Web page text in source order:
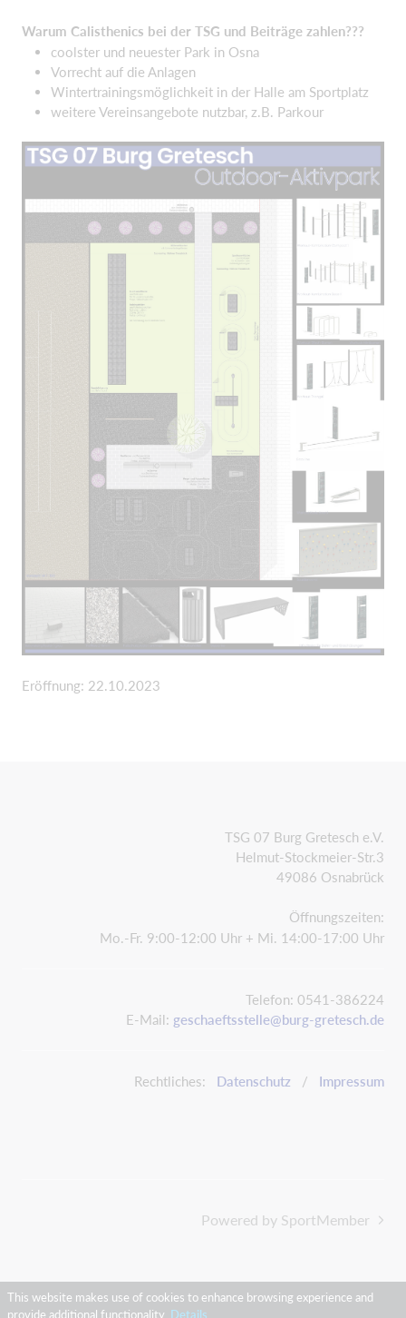
Warum Calisthenics bei der TSG und Beiträge zahlen???
coolster und neuester Park in Osna
Vorrecht auf die Anlagen
Wintertrainingsmöglichkeit in der Halle am Sportplatz
weitere Vereinsangebote nutzbar, z.B. Parkour
Eröffnung: 22.10.2023
TSG 07 Burg Gretesch e.V.
Helmut-Stockmeier-Str.3
49086 Osnabrück
Öffnungszeiten:
Mo.-Fr. 9:00-12:00 Uhr + Mi. 14:00-17:00 Uhr
Telefon: 0541-386224
E-Mail: geschaeftsstelle@burg-gretesch.de
Rechtliches: Datenschutz / Impressum
Powered by SportMember
This website makes use of cookies to enhance browsing experience and
provide additional functionality. Details